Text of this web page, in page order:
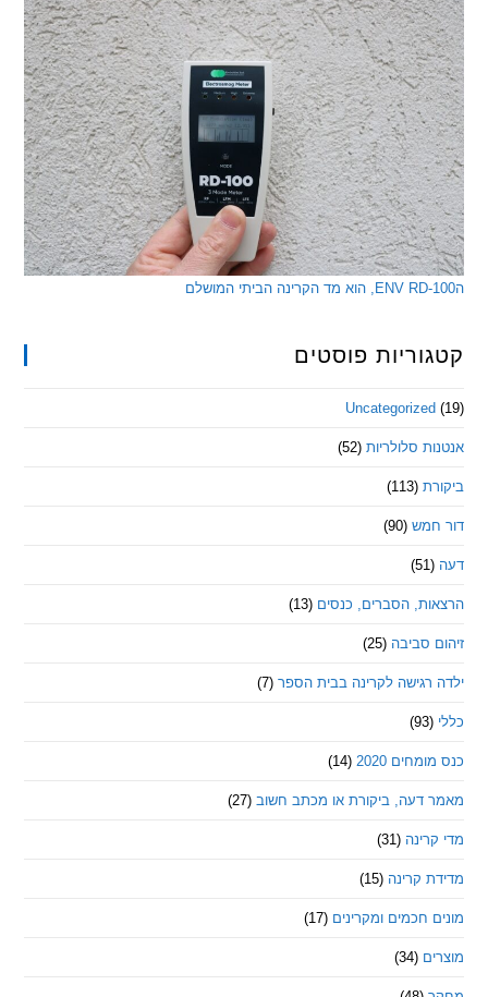
פוסטים
סלולריות (52)
(90)
הסברים, כנסים (13)
סביבה (25)
לקרינה בבית הספר (7)
2020
(14)
ביקורת או מכתב חשוב (27)
(31)
קרינה (15)
חכמים ומקרינים (17)